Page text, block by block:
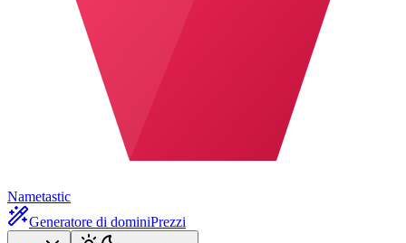
Nametastic
Generatore di dominiPrezzi